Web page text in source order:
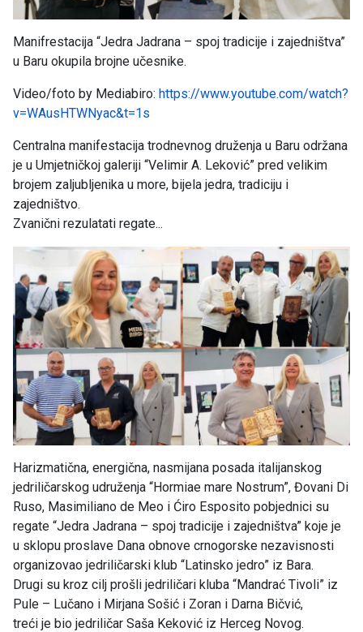
Manifrestacija “Jedra Jadrana – spoj tradicije i zajedništva”
u Baru okupila brojne učesnike.
Video/foto by Mediabiro: https://www.youtube.com/watch?
v=WAusHTWNyac&t=1s
Centralna manifestacija trodnevnog druženja u Baru održana
je u Umjetničkoj galeriji “Velimir A. Leković” pred velikim
brojem zaljubljenika u more, bijela jedra, tradiciju i
zajedništvo.
Zvanični rezulatati regate...
Harizmatična, energična, nasmijana posada italijanskog
jedriličarskog udruženja “Hormiae mare Nostrum”, Đovani Di
Ruso, Masimiliano de Meo i Ćiro Esposito pobjednici su
regate “Jedra Jadrana – spoj tradicije i zajedništva” koje je
u sklopu proslave Dana obnove crnogorske nezavisnosti
organizovao jedriličarski klub “Latinsko jedro” iz Bara.
Drugi su kroz cilj prošli jedriličari kluba “Mandrać Tivoli” iz
Pule – Lučano i Mirjana Sošić i Zoran i Darna Bičvić,
treći je bio jedriličar Saša Keković iz Herceg Novog.